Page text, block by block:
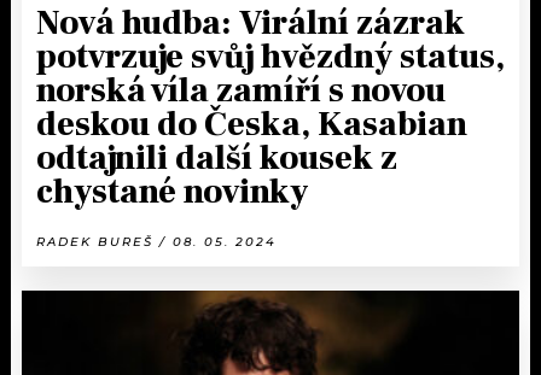
MIX
OSTATNÍ
Nová hudba: Virální zázrak
potvrzuje svůj hvězdný status,
norská víla zamíří s novou
deskou do Česka, Kasabian
odtajnili další kousek z
chystané novinky
RADEK BUREŠ / 08. 05. 2024